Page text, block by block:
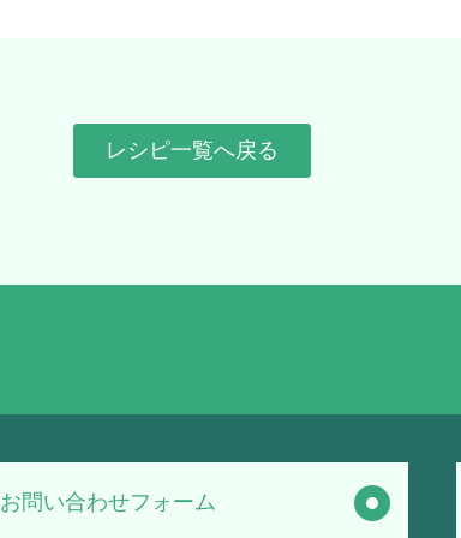
レシピ一覧へ戻る
お問い合わせフォーム